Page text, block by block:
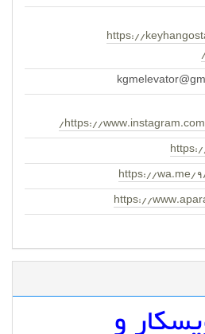
https://
https://
https://wa.me/
https://
و